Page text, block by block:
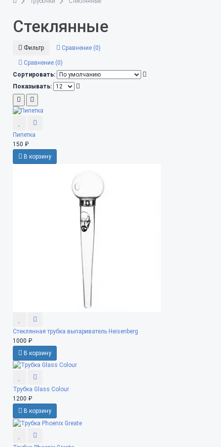
Стеклянные
Фильтр Сравнение (0)
Сравнение (0)
Сортировать:
Показывать:
Пипетка
150 ₽
В корзину
Стеклянная трубка выпариватель Heisenberg
1000 ₽
В корзину
Трубка Glass Colour
1200 ₽
В корзину